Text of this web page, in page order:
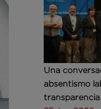
Una
absentismo